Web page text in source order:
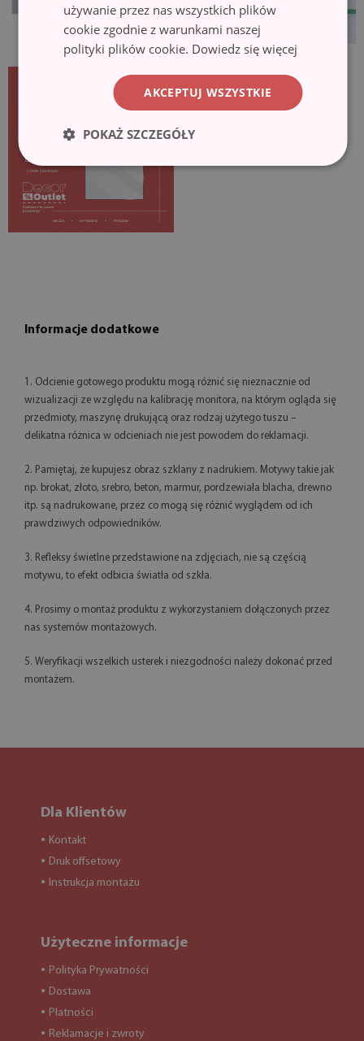
Informacje dodatkowe
1. Odcienie gotowego produktu mogą różnić się nieznacznie od
wizualizacji ze względu na kalibrację monitora, na którym ogląda się
przedmioty, maszynę drukującą oraz rodzaj użytego tuszu –
delikatna różnica w odcieniach nie jest powodem do reklamacji.
2. Pamiętaj, że kupujesz obraz szklany z nadrukiem. Motywy takie jak
np. brokat, złoto, srebro, beton, marmur, pordzewiała blacha, drewno
itp. są nadrukowane, przez co mogą się różnić wyglądem od ich
prawdziwych odpowiedników.
3. Refleksy świetlne przedstawione na zdjęciach, nie są częścią
motywu, to efekt odbicia światła od szkła.
4. Prosimy o montaż produktu z wykorzystaniem dołączonych przez
nas systemów montażowych.
5. Weryfikacji wszelkich usterek i niezgodności należy dokonać przed
montażem.
Dla Klientów
● Kontakt
● Druk offsetowy
● Instrukcja montażu
Użyteczne informacje
● Polityka Prywatności
● Dostawa
● Płatności
● Reklamacje i zwroty
używanie przez nas wszystkich plików
cookie zgodnie z warunkami naszej
polityki plików cookie. Dowiedz się więcej
AKCEPTUJ WSZYSTKIE
POKAŻ SZCZEGÓŁY